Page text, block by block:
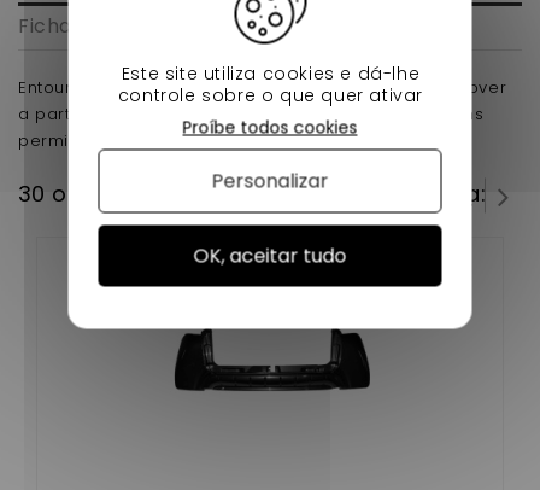
Ficha de dados
Entourage d'antibrouillard droit aixam city gto crossover
a partir de 2010 (gamme impulsion) pour voiture sans
permis
30 outros produtos na mesma categoria:
Este site utiliza cookies e dá-lhe
controle sobre o que quer ativar
OK, aceitar tudo
Proíbe todos cookies
Personalizar